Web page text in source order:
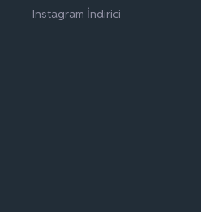
Instagram İndirici